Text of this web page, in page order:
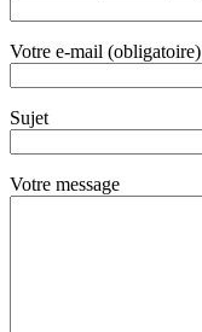
Votre e-mail (obligatoire)
Sujet
Votre message